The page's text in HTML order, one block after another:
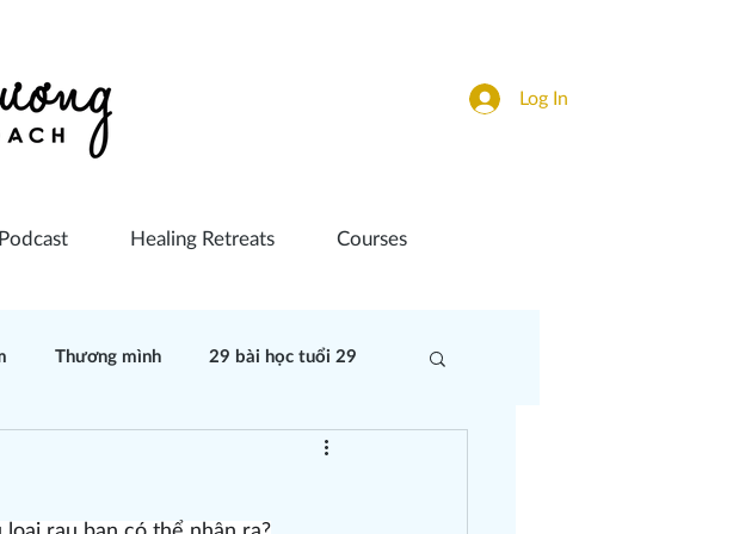
Log In
Podcast Healing Retreats Courses
Thương mình 29 bài học tuổi 29